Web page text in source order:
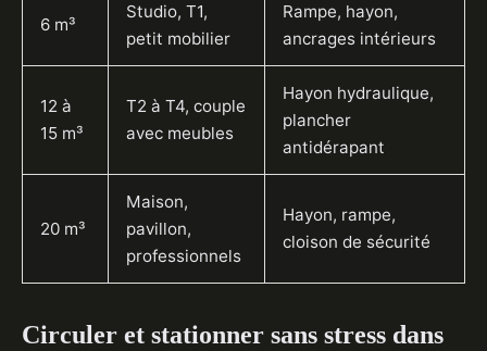
6 m³
Studio, T1,
petit mobilier
Rampe, hayon,
ancrages intérieurs
12 à
15 m³
T2 à T4, couple
avec meubles
Hayon hydraulique,
plancher
antidérapant
20 m³
Maison,
pavillon,
professionnels
Hayon, rampe,
cloison de sécurité
Circuler et stationner sans stress dans